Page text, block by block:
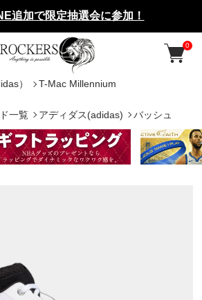
追加で限定抽選会に参加！
0
）
T-Mac Millennium
一覧 アディダス(adidas) バッシュ